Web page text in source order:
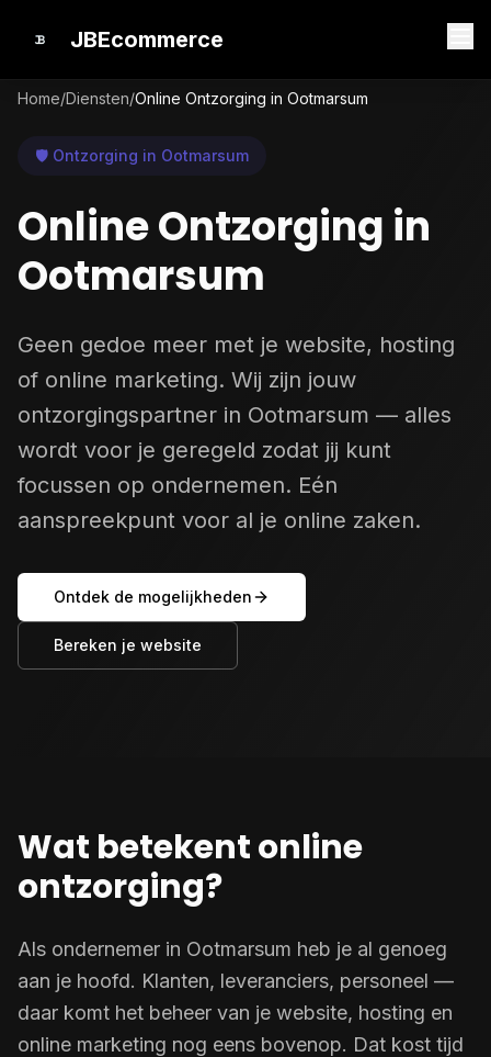
JBEcommerce
Home/Diensten/Online Ontzorging in Ootmarsum
🛡️ Ontzorging in Ootmarsum
Online Ontzorging in
Ootmarsum
Geen gedoe meer met je website, hosting
of online marketing. Wij zijn jouw
ontzorgingspartner in Ootmarsum — alles
wordt voor je geregeld zodat jij kunt
focussen op ondernemen. Eén
aanspreekpunt voor al je online zaken.
Ontdek de mogelijkheden
Bereken je website
Wat betekent online
ontzorging?
Als ondernemer in Ootmarsum heb je al genoeg
aan je hoofd. Klanten, leveranciers, personeel —
daar komt het beheer van je website, hosting en
online marketing nog eens bovenop. Dat kost tijd